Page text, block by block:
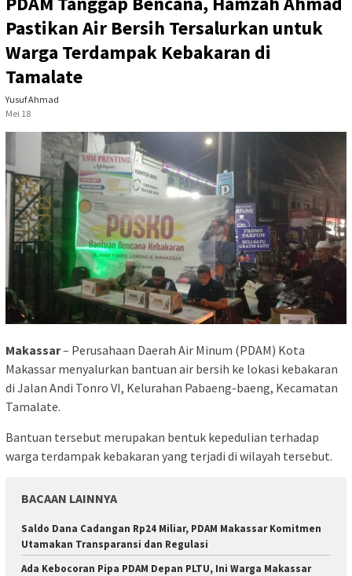
Pastikan Air Bersih Tersalurkan untuk
Warga Terdampak Kebakaran di
Tamalate
Yusuf Ahmad
Mei 18
Makassar– Perusahaan Daerah Air Minum (PDAM) Kota
Makassar menyalurkan bantuan air bersih ke lokasi kebakaran
di Jalan Andi Tonro VI, Kelurahan Pabaeng-baeng, Kecamatan
Tamalate.
Bantuan tersebut merupakan bentuk kepedulian terhadap
warga terdampak kebakaran yang terjadi di wilayah tersebut.
BACAAN LAINNYA
Saldo Dana Cadangan Rp24 Miliar, PDAM Makassar Komitmen
Utamakan Transparansi dan Regulasi
Ada Kebocoran Pipa PDAM Depan PLTU, Ini Warga Makassar